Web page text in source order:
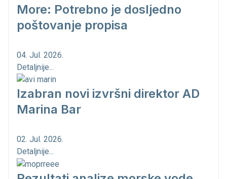
More: Potrebno je dosljedno
poštovanje propisa
04. Jul. 2026.
Detaljnije...
Izabran novi izvršni direktor AD
Marina Bar
02. Jul. 2026.
Detaljnije...